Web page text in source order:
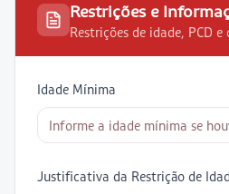
Restrições e
Restrições de idade, PCD
Idade Mínima
Justificativa da Restrição de